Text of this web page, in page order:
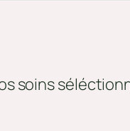
soins